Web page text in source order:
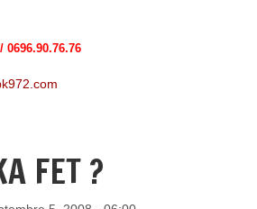
0696.90.76.76
FET ?